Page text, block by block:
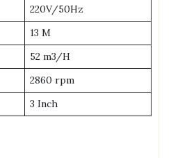
220V/50Hz
13 M
52 m3/H
2860 rpm
3 Inch